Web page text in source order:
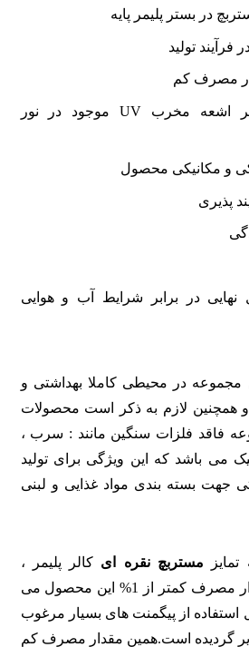
در بستر پلیمر پایه
فرآیند تولید
مصرف کم
مقاومت در برابر اشعه مخرب UV موجود در نور
و مکانیکی محصول
پذیری
در برابر شرایط آب و هوایی
مجموعه در محیطی کاملا بهداشتی و
همچنین لازم به ذکر است محصولات
فاقد فلزات سنگین مانند : سرب ،
می باشد که این ویژگی برای تولید
جهت بسته بندی مواد غذایی و لبنی
مستربچ نقره ای کالر پلیمر ،
غلظت بسیار بالا و مقدار مصرف کمتر از 1% این محصول می
استفاده از پیگمنت های بسیار مرغوب
گردیده است.همین مقدار مصرف کم